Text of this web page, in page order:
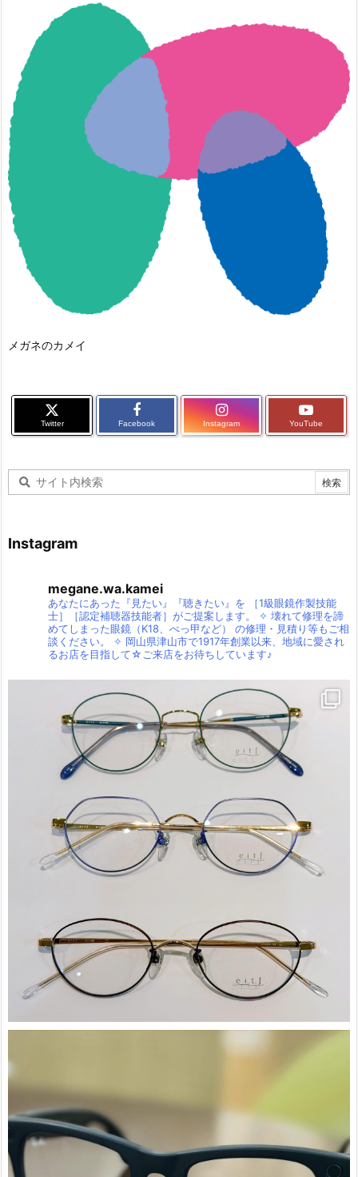
メガネのカメイ
Twitter Facebook Instagram YouTube
Instagram
megane.wa.kamei
あなたにあった『見たい』『聴きたい』を ［1級眼鏡作製技能
士］［認定補聴器技能者］がご提案します。
✧ 壊れて修理を諦
めてしまった眼鏡（K18、べっ甲など）
の修理・見積り等もご相
談ください。
✧ 岡山県津山市で1917年創業以来、地域に愛され
るお店を目指して☆ご来店をお待ちしています♪